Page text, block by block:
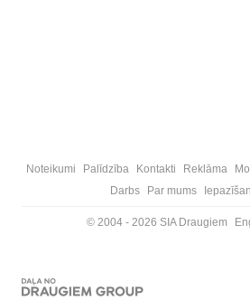
Noteikumi Palīdzība Kontakti Reklāma
Darbs
Par mums
© 2004 - 2026 SIA Draugiem